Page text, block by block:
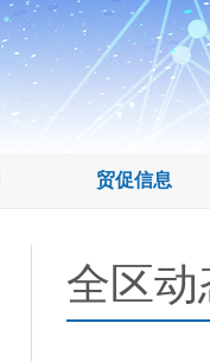
贸促信息
全区动